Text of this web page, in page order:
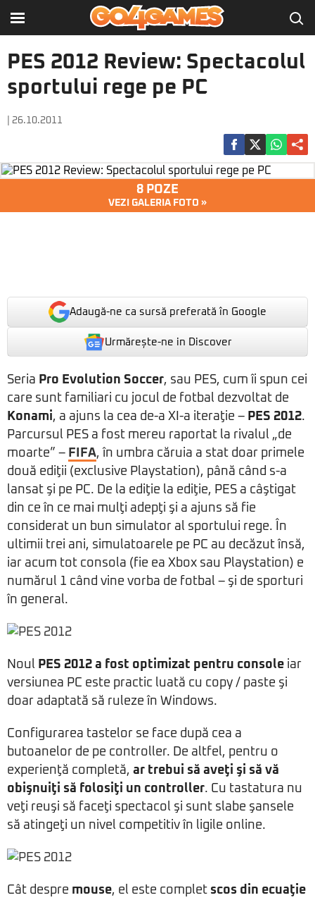
PES 2012 Review: Spectacolul
sportului rege pe PC
| 26.10.2011
8 POZE
VEZI GALERIA FOTO »
Adaugă-ne ca sursă preferată în Google
Urmărește-ne in Discover
Seria Pro Evolution Soccer, sau PES, cum îi spun cei
care sunt familiari cu jocul de fotbal dezvoltat de
Konami, a ajuns la cea de-a XI-a iteraţie – PES 2012.
Parcursul PES a fost mereu raportat la rivalul „de
moarte” – FIFA, în umbra căruia a stat doar primele
două ediţii (exclusive Playstation), până când s-a
lansat şi pe PC. De la ediţie la ediţie, PES a câştigat
din ce în ce mai mulţi adepţi şi a ajuns să fie
considerat un bun simulator al sportului rege. În
ultimii trei ani, simulatoarele pe PC au decăzut însă,
iar acum tot consola (fie ea Xbox sau Playstation) e
numărul 1 când vine vorba de fotbal – şi de sporturi
în general.
Noul PES 2012 a fost optimizat pentru console iar
versiunea PC este practic luată cu copy / paste şi
doar adaptată să ruleze în Windows.
Configurarea tastelor se face după cea a
butoanelor de pe controller. De altfel, pentru o
experienţă completă, ar trebui să aveţi şi să vă
obişnuiţi să folosiţi un controller. Cu tastatura nu
veţi reuşi să faceţi spectacol şi sunt slabe şansele
să atingeţi un nivel competitiv în ligile online.
Cât despre mouse, el este complet scos din ecuaţie